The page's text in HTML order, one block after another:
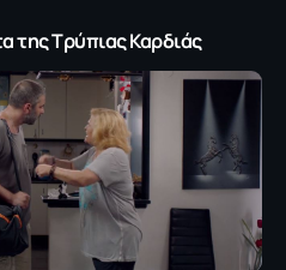
της Τρύπιας Καρδιάς